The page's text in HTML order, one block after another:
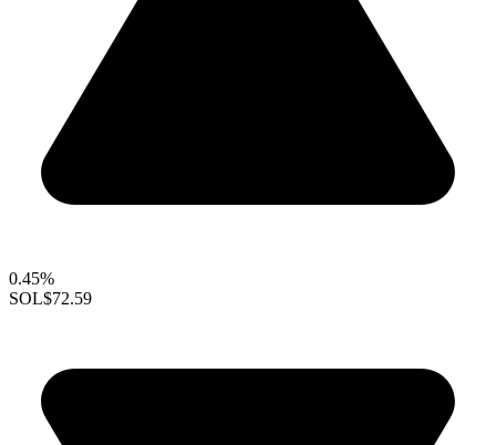
0.45%
SOL$72.59